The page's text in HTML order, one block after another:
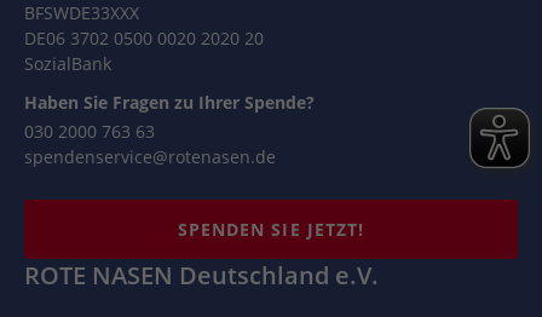
BFSWDE33XXX
DE06 3702 0500 0020 2020 20
SozialBank
Haben Sie Fragen zu Ihrer Spende?
030 2000 763 63
spendenservice@rotenasen.de
SPENDEN SIE JETZT!
ROTE NASEN Deutschland e.V.